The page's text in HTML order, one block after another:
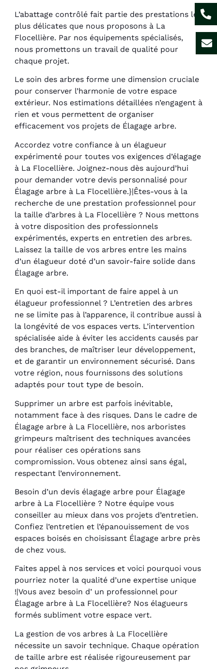
L’abattage contrôlé fait partie des prestations les
plus délicates que nous proposons à La
Flocellière. Par nos équipements spécialisés,
nous promettons un travail de qualité pour
chaque projet.
Le soin des arbres forme une dimension cruciale
pour conserver l’harmonie de votre espace
extérieur. Nos estimations détaillées n’engagent à
rien et vous permettent de organiser
efficacement vos projets de Élagage arbre.
Accordez votre confiance à un élagueur
expérimenté pour toutes vos exigences d’élagage
à La Flocellière. Joignez-nous dès aujourd’hui
pour demander votre devis personnalisé pour
Élagage arbre à La Flocellière.}|Êtes-vous à la
recherche de une prestation professionnel pour
la taille d’arbres à La Flocellière ? Nous mettons
à votre disposition des professionnels
expérimentés, experts en entretien des arbres.
Laissez la taille de vos arbres entre les mains
d’un élagueur doté d’un savoir-faire solide dans
Élagage arbre.
En quoi est-il important de faire appel à un
élagueur professionnel ? L’entretien des arbres
ne se limite pas à l’apparence, il contribue aussi à
la longévité de vos espaces verts. L’intervention
spécialisée aide à éviter les accidents causés par
des branches, de maîtriser leur développement,
et de garantir un environnement sécurisé. Dans
votre région, nous fournissons des solutions
adaptés pour tout type de besoin.
Supprimer un arbre est parfois inévitable,
notamment face à des risques. Dans le cadre de
Élagage arbre à La Flocellière, nos arboristes
grimpeurs maîtrisent des techniques avancées
pour réaliser ces opérations sans
compromission. Vous obtenez ainsi sans égal,
respectant l’environnement.
Besoin d’un devis élagage arbre pour Élagage
arbre à La Flocellière ? Notre équipe vous
conseiller au mieux dans vos projets d’entretien.
Confiez l’entretien et l’épanouissement de vos
espaces boisés en choisissant Élagage arbre près
de chez vous.
Faites appel à nos services et voici pourquoi vous
pourriez noter la qualité d’une expertise unique
!|Vous avez besoin d’ un professionnel pour
Élagage arbre à La Flocellière? Nos élagueurs
formés subliment votre espace vert.
La gestion de vos arbres à La Flocellière
nécessite un savoir technique. Chaque opération
de taille arbre est réalisée rigoureusement par